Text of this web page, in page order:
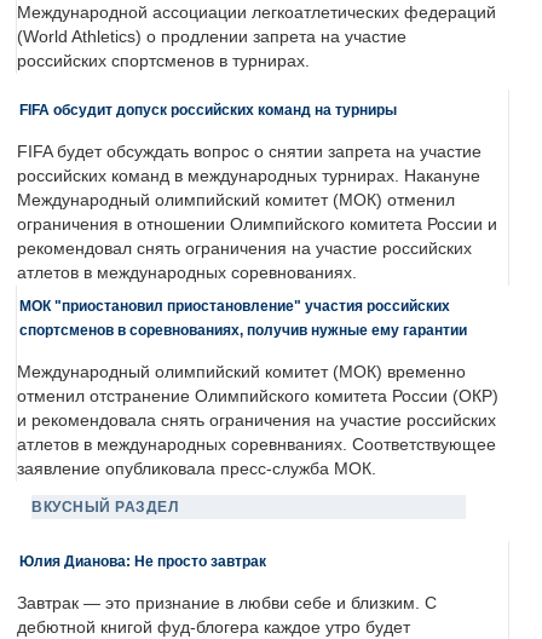
Международной ассоциации легкоатлетических федераций
(World Athletics) о продлении запрета на участие
российских спортсменов в турнирах.
FIFA обсудит допуск российских команд на турниры
FIFA будет обсуждать вопрос о снятии запрета на участие
российских команд в международных турнирах. Накануне
Международный олимпийский комитет (МОК) отменил
ограничения в отношении Олимпийского комитета России и
рекомендовал снять ограничения на участие российских
атлетов в международных соревнованиях.
МОК "приостановил приостановление" участия российских
спортсменов в соревнованиях, получив нужные ему гарантии
Международный олимпийский комитет (МОК) временно
отменил отстранение Олимпийского комитета России (ОКР)
и рекомендовала снять ограничения на участие российских
атлетов в международных соревнваниях. Соответствующее
заявление опубликовала пресс-служба МОК.
ВКУСНЫЙ РАЗДЕЛ
Юлия Дианова: Не просто завтрак
Завтрак — это признание в любви себе и близким. С
дебютной книгой фуд-блогера каждое утро будет